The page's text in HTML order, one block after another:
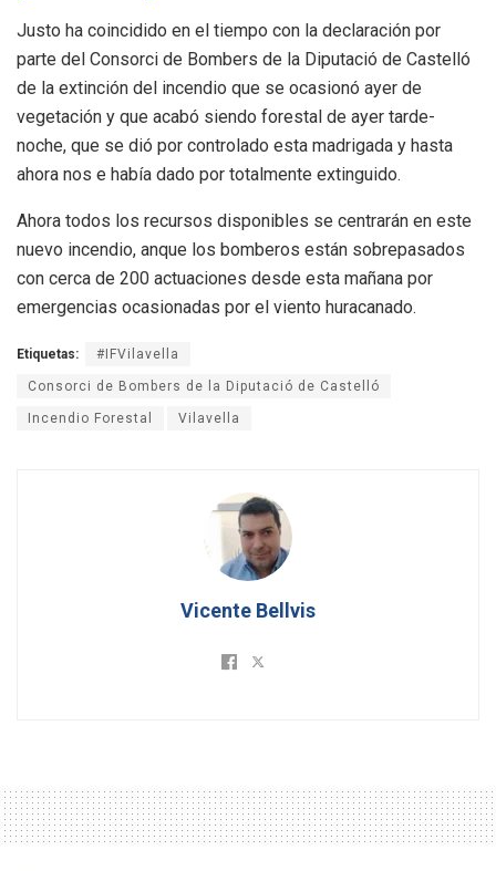
Justo ha coincidido en el tiempo con la declaración por
parte del Consorci de Bombers de la Diputació de Castelló
de la extinción del incendio que se ocasionó ayer de
vegetación y que acabó siendo forestal de ayer tarde-
noche, que se dió por controlado esta madrigada y hasta
ahora nos e había dado por totalmente extinguido.
Ahora todos los recursos disponibles se centrarán en este
nuevo incendio, anque los bomberos están sobrepasados
con cerca de 200 actuaciones desde esta mañana por
emergencias ocasionadas por el viento huracanado.
Etiquetas: #IFVilavella
Consorci de Bombers de la Diputació de Castelló
Incendio Forestal Vilavella
Vicente Bellvis